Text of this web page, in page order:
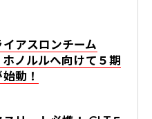
アスロンチーム
ホノルルへ向けて５期
動！